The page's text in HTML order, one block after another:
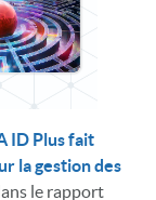
ID Plus fait
la gestion des
le rapport